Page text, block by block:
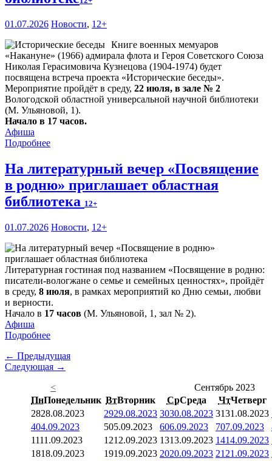
01.07.2026 Новости, 12+
Книге военных мемуаров
«Накануне» (1966) адмирала флота и Героя Советского Союза
Николая Герасимовича Кузнецова (1904-1974) будет
посвящена встреча проекта «Исторические беседы».
Мероприятие пройдёт в среду, 22 июля, в зале № 2
Вологодской областной универсальной научной библиотеки
(М. Ульяновой, 1).
Начало в 17 часов.
Афиша
Подробнее
На литературный вечер «Посвящение
в родню» приглашает областная
библиотека 12+
01.07.2026 Новости, 12+
Литературная гостиная под названием «Посвящение в родню:
писатели-вологжане о семье и семейных ценностях», пройдёт
в среду, 8 июля, в рамках мероприятий ко Дню семьи, любви
и верности.
Начало в 17 часов (М. Ульяновой, 1, зал № 2).
Афиша
Подробнее
← Предыдущая
Следующая →
<
Сентябрь 2023
ПнПонедельник ВтВторник СрСреда ЧтЧетверг
2828.08.2023 2929.08.2023 3030.08.2023 3131.08.2023
404.09.2023 505.09.2023 606.09.2023 707.09.2023
1111.09.2023 1212.09.2023 1313.09.2023 1414.09.2023
1818.09.2023 1919.09.2023 2020.09.2023 21 21.09.2023